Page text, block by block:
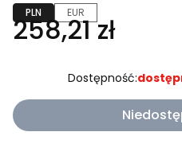
PLN EUR
258,21 zł
Dostępność: